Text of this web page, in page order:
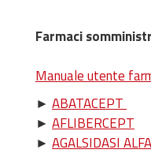
Farmaci
Manuale utente
► ABATACEPT
► AFLIBERCEPT
► AGALSIDASI ALFA